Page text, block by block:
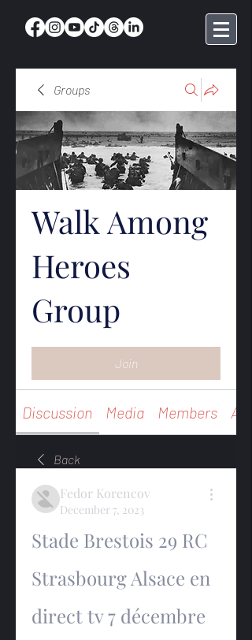
Groups
Walk Among
Heroes
Group
Join
Discussion Media Members
Back
Fedor Korencov
December 7, 2023
Stade Brestois 29 RC
Strasbourg Alsace en
direct tv 7 décembre